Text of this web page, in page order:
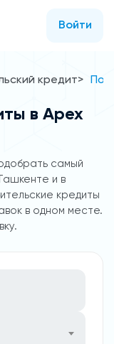
Войти
кредит
в Apex
самый
и в
кредиты
в одном месте.